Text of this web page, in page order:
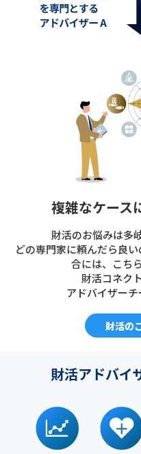
複雑なケース
財活のお悩みは多
どの専門家に頼んだら良
合には、こち
財活コネク
アドバイザーチ
財活の
財活アドバイ